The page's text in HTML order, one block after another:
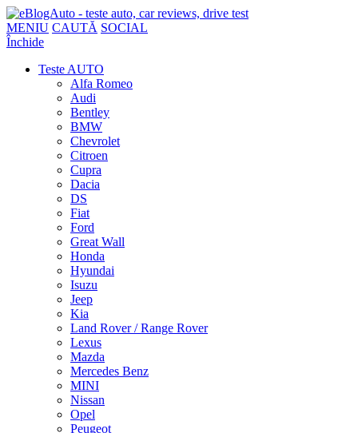
MENIU CAUTĂ SOCIAL
Închide
Teste AUTO
Alfa Romeo
Audi
Bentley
BMW
Chevrolet
Citroen
Cupra
Dacia
DS
Fiat
Ford
Great Wall
Honda
Hyundai
Isuzu
Jeep
Kia
Land Rover / Range Rover
Lexus
Mazda
Mercedes Benz
MINI
Nissan
Opel
Peugeot